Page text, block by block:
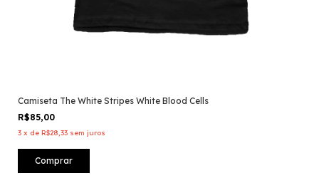
Camiseta The White Stripes White Blood Cells
R$85,00
3 x de R$28,33 sem juros
Comprar